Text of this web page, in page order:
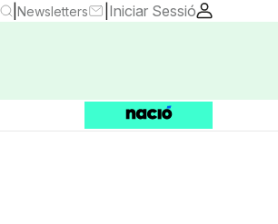
Newsletters Iniciar Sessió